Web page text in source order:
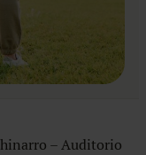
– Auditorio